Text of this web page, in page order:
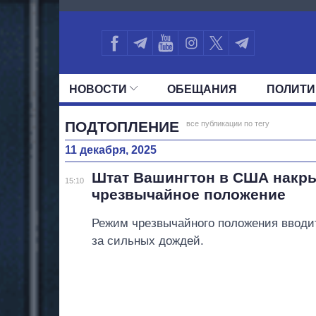
2092
НОВОСТИ ОБЕЩАНИЯ
ВСЕ ПОЛИТИКИ ПРЕЗИДЕНТ И
ПОДТОПЛЕНИЕ все публикации по тегу
11 декабря, 2025
15:10
Штат Вашингтон в США
чрезвычайное положение
Режим чрезвычайного положения
за сильных дождей.